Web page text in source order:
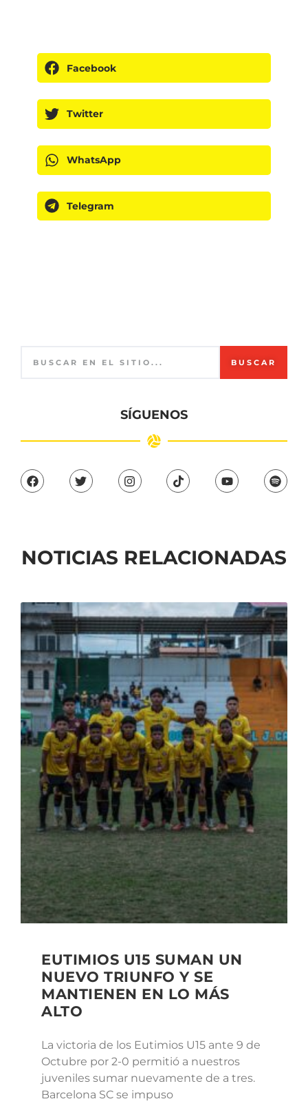
Facebook
Twitter
WhatsApp
Telegram
BUSCAR
SÍGUENOS
NOTICIAS RELACIONADAS
EUTIMIOS U15 SUMAN UN
NUEVO TRIUNFO Y SE
MANTIENEN EN LO MÁS
ALTO
La victoria de los Eutimios U15 ante 9 de
Octubre por 2-0 permitió a nuestros
juveniles sumar nuevamente de a tres.
Barcelona SC se impuso